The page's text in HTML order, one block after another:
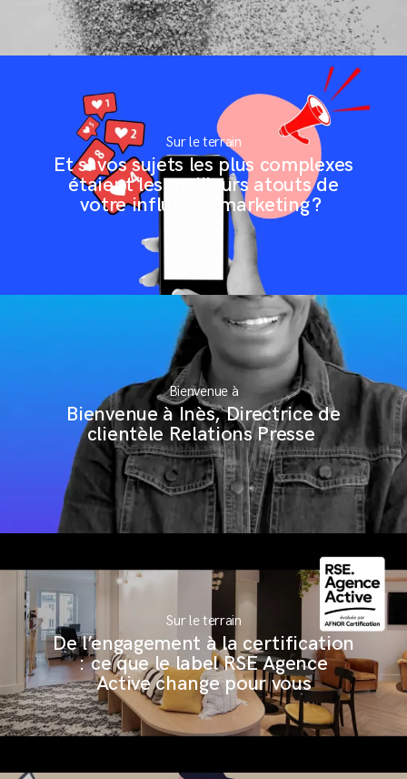
Conditions Générales de Vente
Sur le terrain
Et si vos sujets les plus complexes
étaient les meilleurs atouts de
votre influence marketing ?
Bienvenue à
Bienvenue à Inès, Directrice de
clientèle Relations Presse
Sur le terrain
De l’engagement à la certification
: ce que le label RSE Agence
Active change pour vous